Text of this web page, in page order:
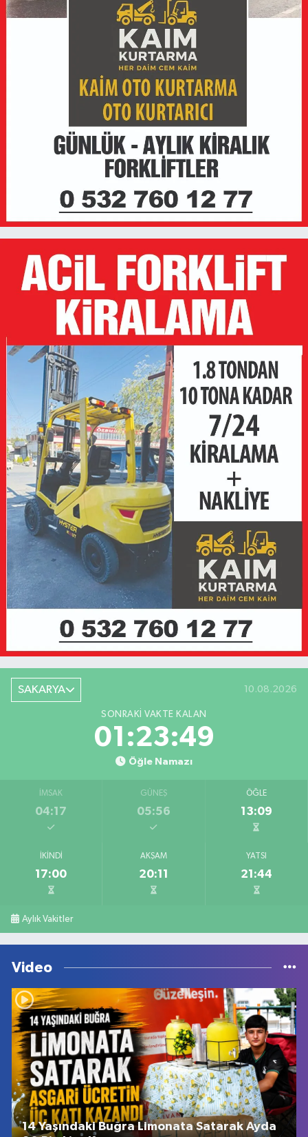
SAKARYA 10.08.2026
SONRAKI VAKTE KALAN
01:23:49
Öğle Namazı
İMSAK
04:17
GÜNEŞ
05:56
ÖĞLE
13:09
İKINDI
17:00
AKŞAM
20:11
YATSI
21:44
Aylık Vakitler
Video
14 Yaşındaki Buğra Limonata Satarak Ayda